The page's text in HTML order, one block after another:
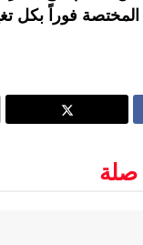
المختصة فوراً بكل